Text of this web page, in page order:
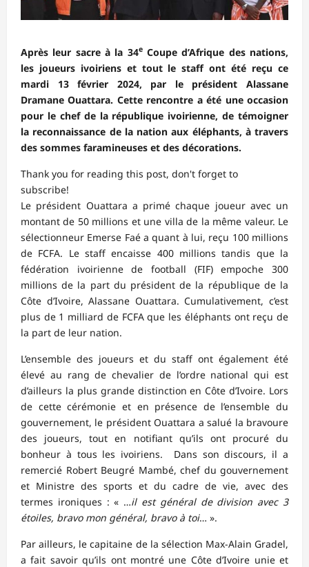
Après leur sacre à la 34eCoupe d’Afrique des nations,
les joueurs ivoiriens et tout le staff ont été reçu ce
mardi 13 février 2024, par le président Alassane
Dramane Ouattara. Cette rencontre a été une occasion
pour le chef de la république ivoirienne, de témoigner
la reconnaissance de la nation aux éléphants, à travers
des sommes faramineuses et des décorations.
Thank you for reading this post, don't forget to
subscribe!
Le président Ouattara a primé chaque joueur avec un
montant de 50 millions et une villa de la même valeur. Le
sélectionneur Emerse Faé a quant à lui, reçu 100 millions
de FCFA. Le staff encaisse 400 millions tandis que la
fédération ivoirienne de football (FIF) empoche 300
millions de la part du président de la république de la
Côte d’Ivoire, Alassane Ouattara. Cumulativement, c’est
plus de 1 milliard de FCFA que les éléphants ont reçu de
la part de leur nation.
L’ensemble des joueurs et du staff ont également été
élevé au rang de chevalier de l’ordre national qui est
d’ailleurs la plus grande distinction en Côte d’Ivoire. Lors
de cette cérémonie et en présence de l’ensemble du
gouvernement, le président Ouattara a salué la bravoure
des joueurs, tout en notifiant qu’ils ont procuré du
bonheur à tous les ivoiriens. Dans son discours, il a
remercié Robert Beugré Mambé, chef du gouvernement
et Ministre des sports et du cadre de vie, avec des
termes ironiques : « …il est général de division avec 3
étoiles, bravo mon général, bravo à toi… ».
Par ailleurs, le capitaine de la sélection Max-Alain Gradel,
a fait savoir qu’ils ont montré une Côte d’Ivoire unie et